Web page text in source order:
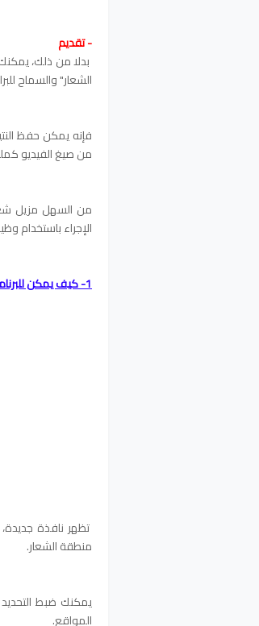
- تقديم
بدلا من ذلك،
الشعار" والسماح
فإنه يمكن حفظ
من صيغ الفيديو
من السهل مزيل
الإجراء باستخدام
1- كيف يمكن للبرنامج إزالة تصميم الشعار
تظهر نافذة
منطقة الشعار.
يمكنك ضبط
المواقع.